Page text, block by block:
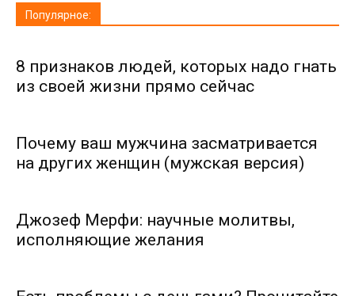
Популярное:
8 признаков людей, которых надо гнать
из своей жизни прямо сейчас
Почему ваш мужчина засматривается
на других женщин (мужская версия)
Джозеф Мерфи: научные молитвы,
исполняющие желания